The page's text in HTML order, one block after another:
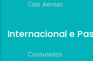
Cias Aéreas
Internacional e
Consulados